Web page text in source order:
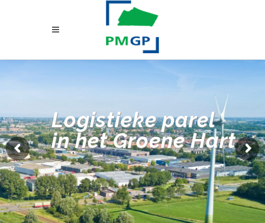
Logistieke parel
in het Groene Hart